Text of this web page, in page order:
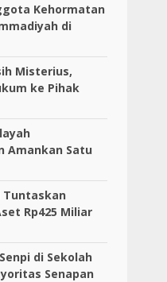
Kehormatan
di
Misterius,
ke Pihak
Amankan Satu
Tuntaskan
Rp425 Miliar
di Sekolah
Senapan